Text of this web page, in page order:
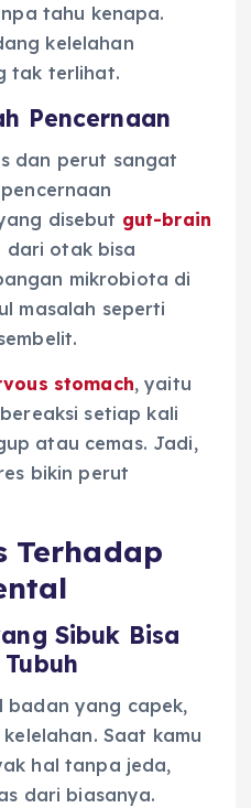
tahu kenapa.
kelelahan
tak terlihat.
Pencernaan
dan perut sangat
disebut gut-brain
dari otak bisa
mikrobiota di
masalah seperti
stomach, yaitu
setiap kali
atau cemas. Jadi,
bikin perut
Terhadap
Sibuk Bisa
badan yang capek,
Saat kamu
hal tanpa jeda,
dari biasanya.